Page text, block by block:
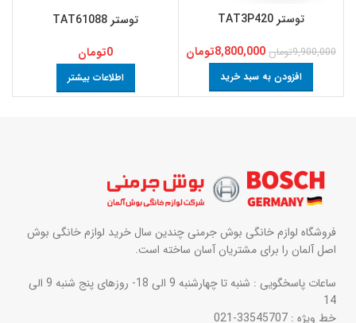
توستر TAT3P420
9,900,000تومان 8,800,000تومان
افزودن به سبد خرید
توستر TAT61088
0تومان
اطلاعات بیشتر
فروشگاه لوازم خانگی بوش جرمنی چندین سال خرید لوازم خانگی بوش
اصل آلمان را برای مشتریان آسان ساخته است.
ساعات پاسخگویی : شنبه تا چهارشنبه 9 الی 18- روزهای پنج شنبه 9 الی
14
خط ویژه : 33545707-021